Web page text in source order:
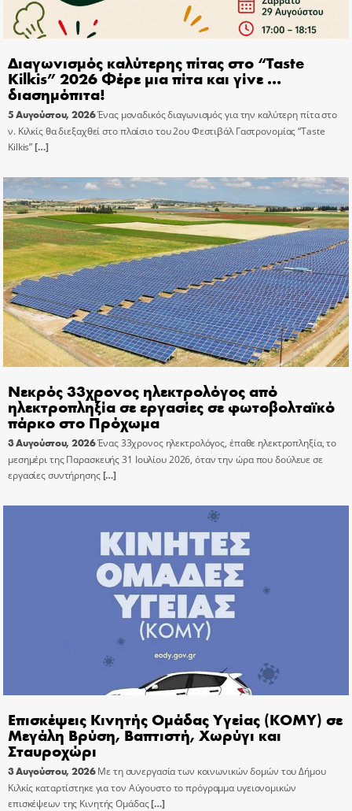
Διαγωνισμός καλύτερης πίτας στο “Taste
Kilkis” 2026 Φέρε μια πίτα και γίνε …
διασημόπιτα!
5 Αυγούστου, 2026Ένας μοναδικός διαγωνισμός για την καλύτερη πίτα στο
ν. Κιλκίς θα διεξαχθεί στο πλαίσιο του 2ου Φεστιβάλ Γαστρονομίας “Taste
Kilkis”[…]
Νεκρός 33χρονος ηλεκτρολόγος από
ηλεκτροπληξία σε εργασίες σε φωτοβολταϊκό
πάρκο στο Πρόχωμα
3 Αυγούστου, 2026Ένας 33χρονος ηλεκτρολόγος, έπαθε ηλεκτροπληξία, το
μεσημέρι της Παρασκευής 31 Ιουλίου 2026, όταν την ώρα που δούλευε σε
εργασίες συντήρησης[…]
Επισκέψεις Κινητής Ομάδας Υγείας (ΚΟΜΥ) σε
Μεγάλη Βρύση, Βαπτιστή, Χωρύγι και
Σταυροχώρι
3 Αυγούστου, 2026 Με τη συνεργασία των κοινωνικών δομών του Δήμου
Κιλκίς καταρτίστηκε για τον Αύγουστο το πρόγραμμα υγειονομικών
επισκέψεων της Κινητής Ομάδας[…]